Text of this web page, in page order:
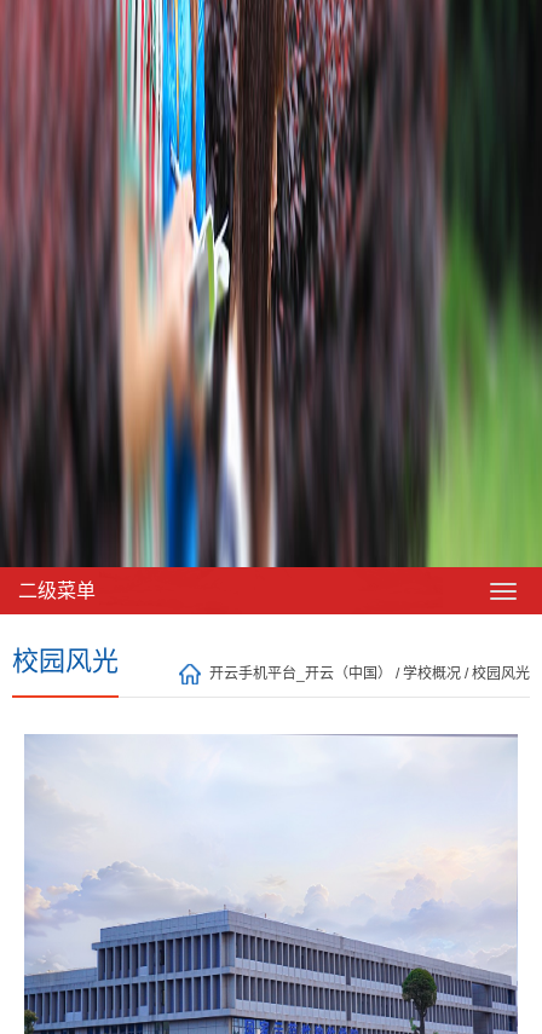
二级菜单
校园风光 开云手机平台_开云（中国） /学校概况 /校园风光